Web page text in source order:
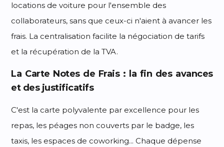
locations de voiture pour l'ensemble des
collaborateurs, sans que ceux-ci n'aient à avancer les
frais. La centralisation facilite la négociation de tarifs
et la récupération de la TVA.
La Carte Notes de Frais : la fin des avances
et des justificatifs
C'est la carte polyvalente par excellence pour les
repas, les péages non couverts par le badge, les
taxis, les espaces de coworking... Chaque dépense